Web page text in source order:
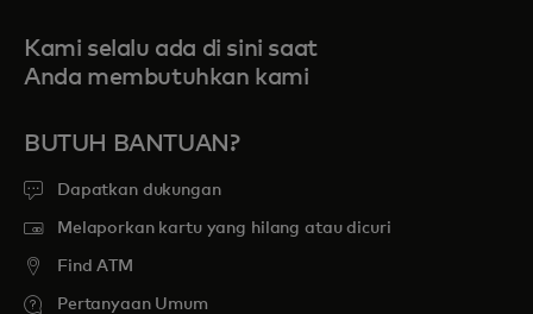
Kami selalu ada di sini saat
Anda membutuhkan kami
BUTUH BANTUAN?
Dapatkan dukungan
Melaporkan kartu yang hilang atau dicuri
Find ATM
Pertanyaan Umum